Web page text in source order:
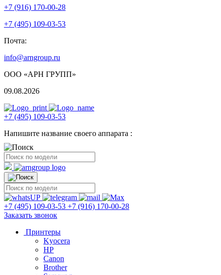
+7 (916) 170-00-28
+7 (495) 109-03-53
Почта:
info@arngroup.ru
ООО «АРН ГРУПП»
09.08.2026
+7 (495) 109-03-53
Напишите название своего аппарата :
+7 (495) 109-03-53 +7 (916) 170-00-28
Заказать звонок
Принтеры
Kyocera
HP
Canon
Brother